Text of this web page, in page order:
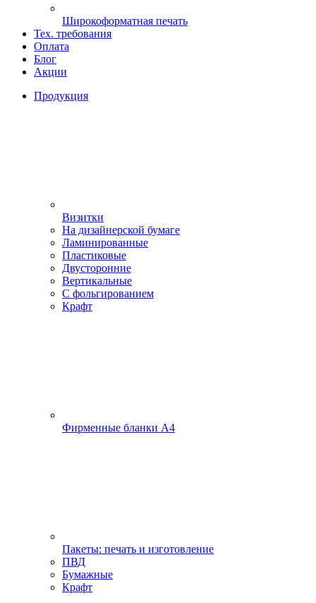
Широкоформатная печать
Тех. требования
Оплата
Блог
Акции
Продукция
Визитки
На дизайнерской бумаге
Ламинированные
Пластиковые
Двусторонние
Вертикальные
С фольгированием
Крафт
Фирменные бланки А4
Пакеты: печать и изготовление
ПВД
Бумажные
Крафт